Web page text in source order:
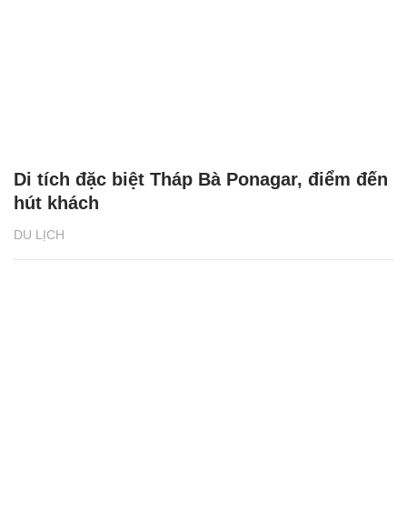
DU LỊCH
Di tích đặc biệt Tháp Bà Ponagar, điểm đến
hút khách